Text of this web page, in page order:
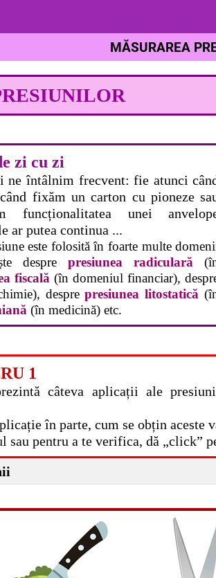
MĂSURAREA
zi cu zi
ne întâlnim frecvent: fie atunci
fixăm un carton cu pioneze
funcționalitatea unei
ar putea continua ...
este folosită în foarte multe
desprepresiunea radiculară
fiscală (în domeniul financiar),
desprepresiunea litostatică
(în medicină) etc.
1
câteva aplicații ale
în parte, cum se obțin aceste
sau pentru a te verifica, dă „click”